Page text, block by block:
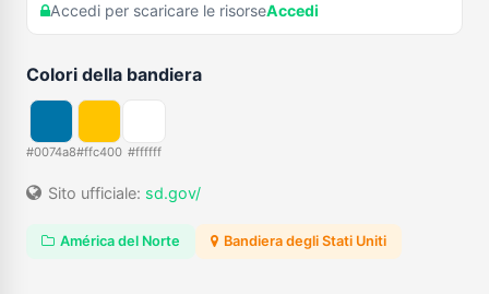
Accedi per scaricare le risorseAccedi
Colori della bandiera
#0074a8#ffc400 #ffffff
Sito ufficiale: sd.gov/
América del Norte Bandiera degli Stati Uniti